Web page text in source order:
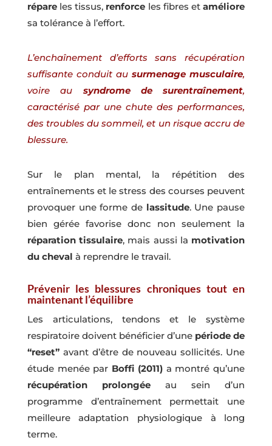
répareles tissus, renforce les fibres etaméliore
sa tolérance à l’effort.
L’enchaînement d’efforts sans récupération
suffisante conduit ausurmenage musculaire,
voire au syndrome desurentraînement,
caractérisé par une chute des performances,
des troubles du sommeil, et un risque accru de
blessure.
Sur le plan mental, la répétition des
entraînements et le stress des courses peuvent
provoquer une forme de lassitude. Une pause
bien gérée favorise donc non seulement la
réparation tissulaire, mais aussi la motivation
du cheval à reprendre le travail.
Prévenir les blessures chroniques tout en
maintenant l’équilibre
Les articulations, tendons et le système
respiratoire doivent bénéficier d’une période de
“reset” avant d’être de nouveau sollicités. Une
étude menée par Boffi (2011) a montré qu’une
récupération prolongéeau sein d’un
programme d’entraînement permettait une
meilleure adaptation physiologique à long
terme.